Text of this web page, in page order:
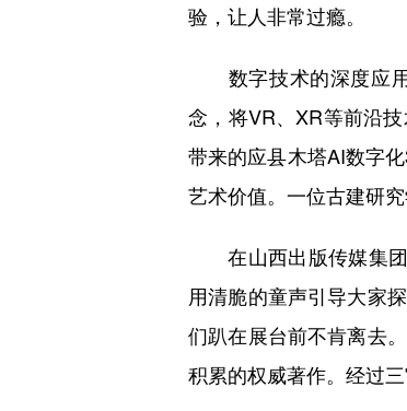
验，让人非常过瘾。
数字技术的深度应用
念，将VR、XR等前沿
带来的应县木塔AI数字
艺术价值。一位古建研
在山西出版传媒集团
用清脆的童声引导大家
们趴在展台前不肯离去
积累的权威著作。经过